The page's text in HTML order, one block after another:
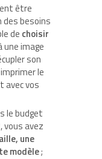
être
besoins
de choisir
une image
son
le
avec vos
le budget
avez
une
modèle;